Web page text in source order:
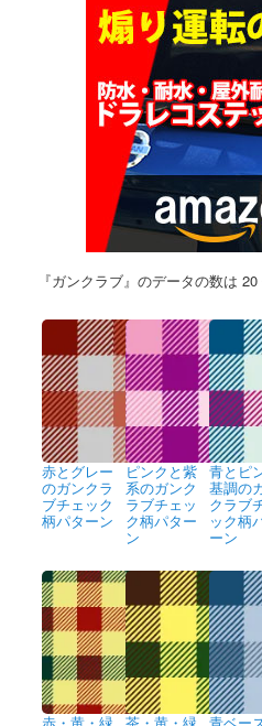
『ガンクラブ』のデータの数は 20
赤とグレー
のガンクラ
ブチェック
柄パターン
ピンクと紫
系のガンク
ラブチェッ
ク柄パター
ン
青とピ
基調の
クラブ
ック柄
ーン